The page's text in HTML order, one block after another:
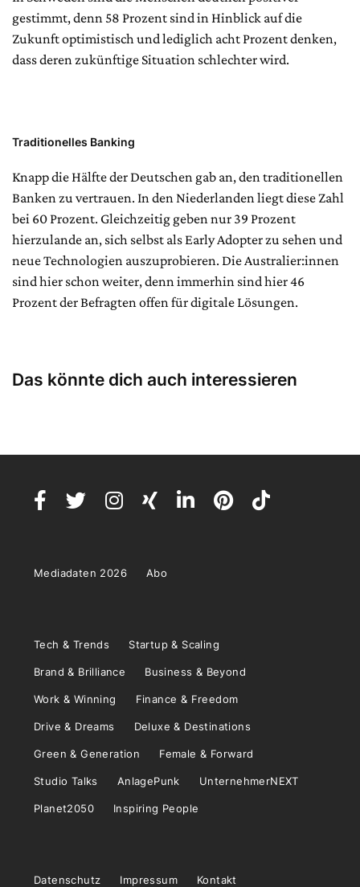
gestimmt, denn 58 Prozent sind in Hinblick auf die
Zukunft optimistisch und lediglich acht Prozent denken,
dass deren zukünftige Situation schlechter wird.
Traditionelles Banking
Knapp die Hälfte der Deutschen gab an, den traditionellen
Banken zu vertrauen. In den Niederlanden liegt diese Zahl
bei 60 Prozent. Gleichzeitig geben nur 39 Prozent
hierzulande an, sich selbst als Early Adopter zu sehen und
neue Technologien auszuprobieren. Die Australier:innen
sind hier schon weiter, denn immerhin sind hier 46
Prozent der Befragten offen für digitale Lösungen.
Das könnte dich auch interessieren
Mediadaten 2026 Abo
Tech & Trends Startup & Scaling
Brand & Brilliance Business & Beyond
Work & Winning Finance & Freedom
Drive & Dreams Deluxe & Destinations
Green & Generation Female & Forward
Studio Talks AnlagePunk UnternehmerNEXT
Planet2050 Inspiring People
Datenschutz Impressum Kontakt